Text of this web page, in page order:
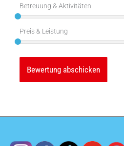
Betreuung & Aktivitäten
Preis & Leistung